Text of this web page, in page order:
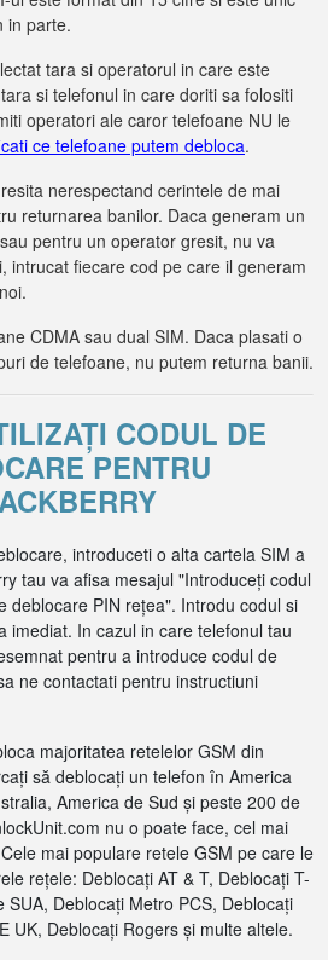
in parte.
tara si operatorul in care este
si telefonul in care doriti sa folositi
operatori ale caror telefoane NU le
ce telefoane putem debloca.
nerespectand cerintele de mai
returnarea banilor. Daca generam un
pentru un operator gresit, nu va
intrucat fiecare cod pe care il generam
CDMA sau dual SIM. Daca plasati o
de telefoane, nu putem returna banii.
CODUL DE
PENTRU
introduceti o alta cartela SIM a
tau va afisa mesajul "Introduceți codul
deblocare PIN rețea". Introdu codul si
imediat. In cazul in care telefonul tau
pentru a introduce codul de
ne contactati pentru instructiuni
majoritatea retelelor GSM din
să deblocați un telefon în America
America de Sud și peste 200 de
nu o poate face, cel mai
mai populare retele GSM pe care le
rețele: Deblocați AT & T, Deblocați T-
SUA, Deblocați Metro PCS, Deblocați
UK, Deblocați Rogers și multe altele.